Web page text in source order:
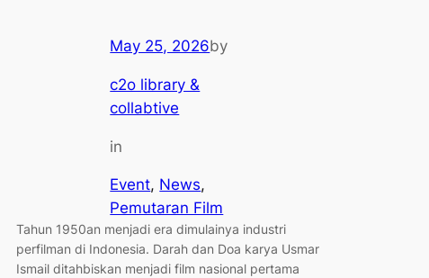
May 25, 2026by
c2o library &
collabtive
in
Event, News
Pemutaran Film
Tahun 1950an menjadi era dimulainya industri
perfilman di Indonesia. Darah dan Doa karya Usmar
Ismail ditahbiskan menjadi film nasional pertama